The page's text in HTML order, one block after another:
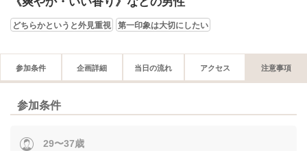
どちらかというと外見重視 第一印象は大切にしたい
参加条件 企画詳細 当日の流れ アクセス 注意事項
参加条件
29〜37歳